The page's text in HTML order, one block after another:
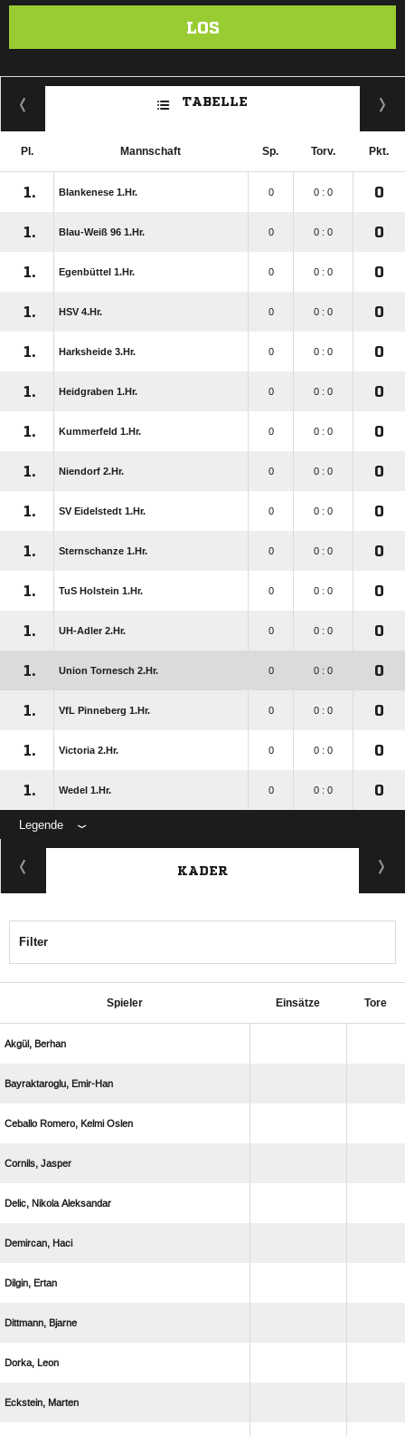
LOS
TABELLE
Pl. Mannschaft Sp. Torv. Pkt.
1. Blankenese 1.Hr. 0 0 : 0 0
1. Blau-Weiß 96 1.Hr. 0 0 : 0 0
1. Egenbüttel 1.Hr. 0 0 : 0 0
1. HSV 4.Hr. 0 0 : 0 0
1. Harksheide 3.Hr. 0 0 : 0 0
1. Heidgraben 1.Hr. 0 0 : 0 0
1. Kummerfeld 1.Hr. 0 0 : 0 0
1. Niendorf 2.Hr. 0 0 : 0 0
1. SV Eidelstedt 1.Hr. 0 0 : 0 0
1. Sternschanze 1.Hr. 0 0 : 0 0
1. TuS Holstein 1.Hr. 0 0 : 0 0
1. UH-Adler 2.Hr. 0 0 : 0 0
1. Union Tornesch 2.Hr. 0 0 : 0 0
1. VfL Pinneberg 1.Hr. 0 0 : 0 0
1. Victoria 2.Hr. 0 0 : 0 0
1. Wedel 1.Hr. 0 0 : 0 0
Legende
KADER
Filter
Spieler Einsätze Tore
 
 
   
 
  
 
 
 
 
 